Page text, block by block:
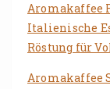
Aromakaffee
Italienische
Röstung für
Aromakaffee